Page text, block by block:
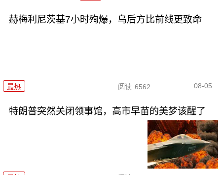
赫梅利尼茨基7小时殉爆，乌后方比前线更致命
最热 阅读 6562 08-05
特朗普突然关闭领事馆，高市早苗的美梦该醒了